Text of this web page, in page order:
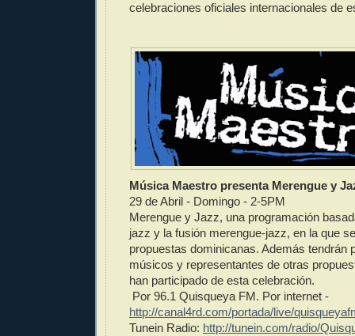
celebraciones oficiales internacionales de
Música Maestro presenta Merengue y
29 de Abril - Domingo - 2-5PM
Merengue y Jazz, una programación
jazz y la fusión merengue-jazz, en la que
propuestas dominicanas. Además tendrán
músicos y representantes de otras
han participado de esta celebración.
Por 96.1 Quisqueya FM. Por internet -
http://canal4rd.com/portada/live/
Tunein Radio: http://tunein.com/radio/